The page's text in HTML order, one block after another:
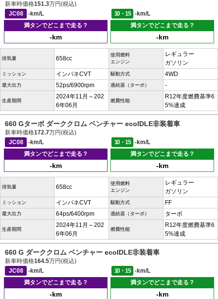
新車時価格151.3万円(税込)
JC08
-km/L 10・15
-km/L
満タンでどこまで走る？
-km
満タンでどこまで走る？
-km
排気量 658cc
使用燃料
エンジン
レギュラー
ガソリン
ミッション インパネCVT 駆動方式 4WD
最大出力 52ps/6900rpm 過給器（ターボ） -
生産期間
2024年11月～202
6年06月
燃費性能
R12年度燃費基準6
5%達成
660 Gターボ ダーククロム ベンチャー ecoIDLE非装着車
新車時価格172.7万円(税込)
JC08
-km/L 10・15
-km/L
満タンでどこまで走る？
-km
満タンでどこまで走る？
-km
排気量 658cc
使用燃料
エンジン
レギュラー
ガソリン
ミッション インパネCVT 駆動方式 FF
最大出力 64ps/6400rpm 過給器（ターボ） ターボ
生産期間
2024年11月～202
6年06月
燃費性能
R12年度燃費基準6
5%達成
660 G ダーククロム ベンチャー ecoIDLE非装着車
新車時価格164.5万円(税込)
JC08
-km/L 10・15
-km/L
満タンでどこまで走る？
-km
満タンでどこまで走る？
-km